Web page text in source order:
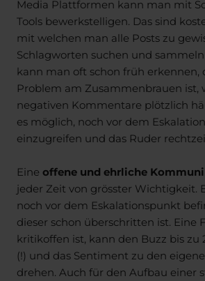
Media Plattformen kann man mit
Tools bewerkstelligen. Das sind
mit welchen man alle Posts zu
Schlagworten suchen und sammeln
kann man oft schon früh erkennen,
Problem am Zusammenbrauen ist,
negativen Kommentare plötzlich
es möglich, noch vor dem
einzugreifen und das Ruder
Eine offene und ehrliche
jeder Zeit von grösster Wichtigkeit.
noch vor dem Eskalationspunkt
dieser schon überschritten ist. Eine
kritikoffen ist, kann den Buzz bis zu
(!) und das Sentiment zu den
drehen. Auch für den Aufbau einer